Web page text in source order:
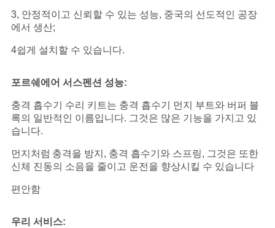
3, 안정적이고 신뢰할 수 있는 성능, 중국의 선도적인 공장
에서 생산;
4쉽게 설치할 수 있습니다.
포르쉐 에어 서스펜션 성능:
충격 흡수기 수리 키트는 충격 흡수기 먼지 부트와 버퍼 블
록의 일반적인 이름입니다. 그것은 많은 기능을 가지고 있
습니다.
먼지처럼 충격을 방지, 충격 흡수기와 스프링, 그것은 또한
신체 진동의 소음을 줄이고 운전을 향상시킬 수 있습니다
편안함
우리 서비스: